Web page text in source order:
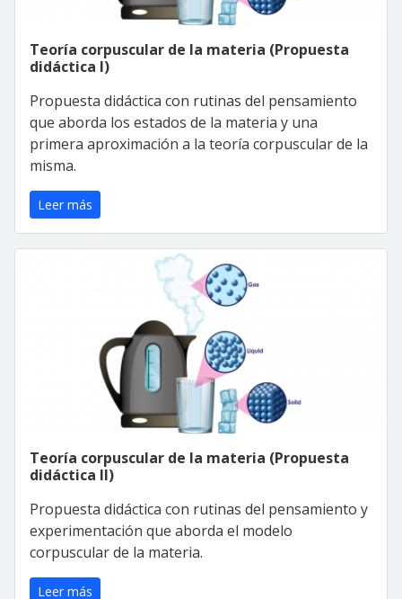
Teoría corpuscular de la materia (Propuesta
didáctica I)
Propuesta didáctica con rutinas del pensamiento
que aborda los estados de la materia y una
primera aproximación a la teoría corpuscular de la
misma.
Leer más
Teoría corpuscular de la materia (Propuesta
didáctica II)
Propuesta didáctica con rutinas del pensamiento y
experimentación que aborda el modelo
corpuscular de la materia.
Leer más